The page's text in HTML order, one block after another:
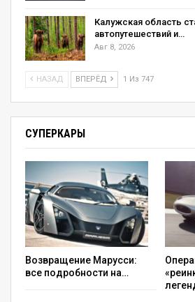
Калужская область
автопутешествий и…
Авг 8, 2026
НАЗАД ВПЕРЁД 1 Из 747
СУПЕРКАРЫ
Возвращение Марусси:
все подробности на…